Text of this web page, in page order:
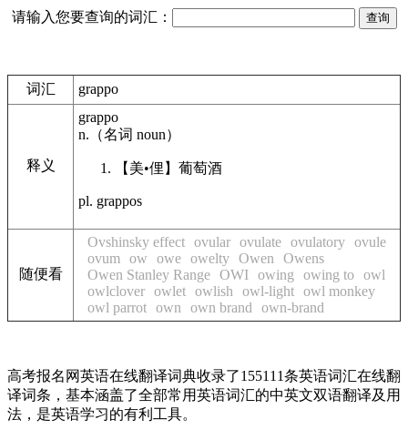
请输入您要查询的词汇：
词汇 grappo
释义
grappo
n. （名词 noun）
【美•俚】 葡萄酒
pl. grappos
随便看
Ovshinsky effect ovular ovulate ovulatory ovule
ovum
ow owe owelty Owen
Owens
Owen Stanley Range OWI owing owing to owl
owlclover owlet owlish owl-light owl monkey
owl parrot own own brand own-brand
高考报名网英语在线翻译词典收录了155111条英语词汇在线翻
译词条，基本涵盖了全部常用英语词汇的中英文双语翻译及用
法，是英语学习的有利工具。